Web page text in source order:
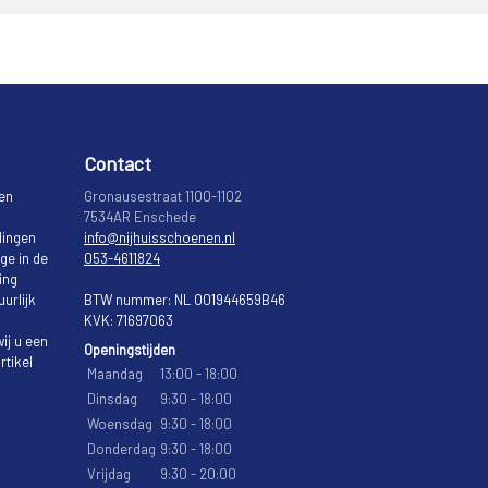
in de
u een
Contact
Gronausestraat 1100-1102
7534AR Enschede
info@nijhuisschoenen.nl
053-4611824
BTW nummer: NL 001944659B46
KVK: 71697063
Openingstijden
Maandag
13:00 - 18:00
Dinsdag
9:30 - 18:00
Woensdag 9:30 - 18:00
Donderdag 9:30 - 18:00
Vrijdag
9:30 - 20:00